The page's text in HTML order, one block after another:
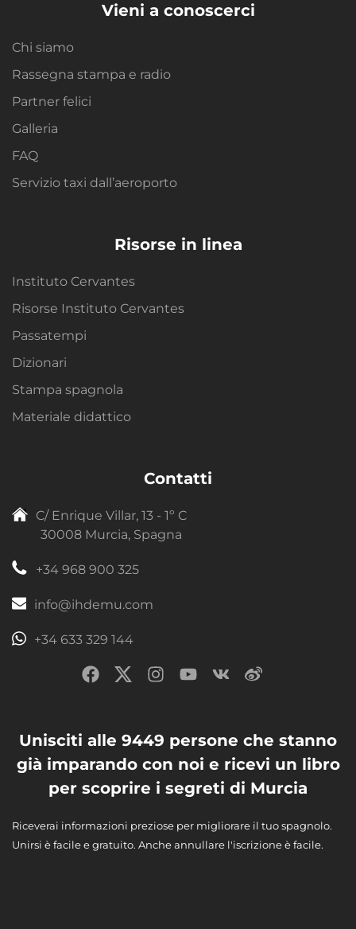
Vieni a conoscerci
Chi siamo
Rassegna stampa e radio
Partner felici
Galleria
FAQ
Servizio taxi dall’aeroporto
Risorse in linea
Instituto Cervantes
Risorse Instituto Cervantes
Passatempi
Dizionari
Stampa spagnola
Materiale didattico
Contatti
C/ Enrique Villar, 13 - 1º C
30008 Murcia, Spagna
+34 968 900 325
info@ihdemu.com
+34 633 329 144
Unisciti alle 9449 persone che stanno
già imparando con noi e ricevi un libro
per scoprire i segreti di Murcia
Riceverai informazioni preziose per migliorare il tuo spagnolo.
Unirsi è facile e gratuito. Anche annullare l'iscrizione è facile.